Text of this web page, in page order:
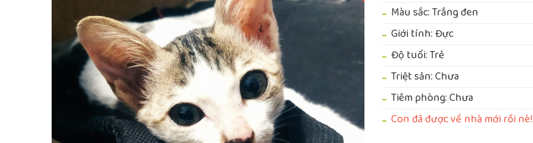
Màu sắc: Trắng đen
Giới tính: Đực
Độ tuổi: Trẻ
Triệt sản: Chưa
Tiêm phòng: Chưa
Con đã được về nhà mới rồi nè!